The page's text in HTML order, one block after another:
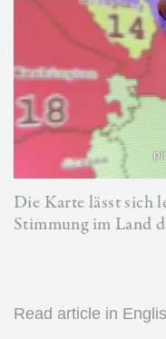
Die Karte lässt sich
Stimmung im Land
Read article in